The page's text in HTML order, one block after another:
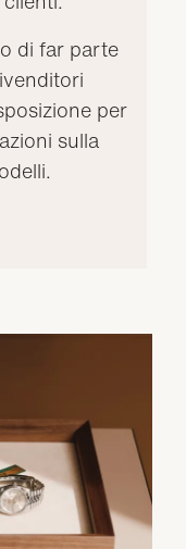
di far parte
per
sulla